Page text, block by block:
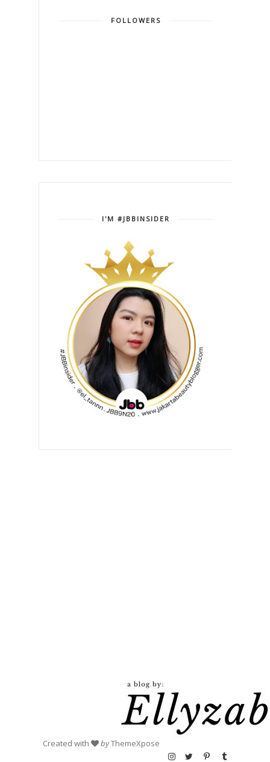
FOLLOWERS
I'M #JBBINSIDER
Created with byThemeXpose